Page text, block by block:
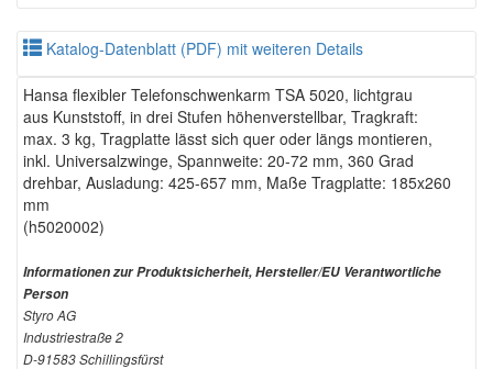
Katalog-Datenblatt (PDF) mit weiteren Details
Hansa flexibler Telefonschwenkarm TSA 5020, lichtgrau
aus Kunststoff, in drei Stufen höhenverstellbar, Tragkraft:
max. 3 kg, Tragplatte lässt sich quer oder längs montieren,
inkl. Universalzwinge, Spannweite: 20-72 mm, 360 Grad
drehbar, Ausladung: 425-657 mm, Maße Tragplatte: 185x260
mm
(h5020002)
Informationen zur Produktsicherheit, Hersteller/EU Verantwortliche
Person
Styro AG
Industriestraße 2
D-91583 Schillingsfürst